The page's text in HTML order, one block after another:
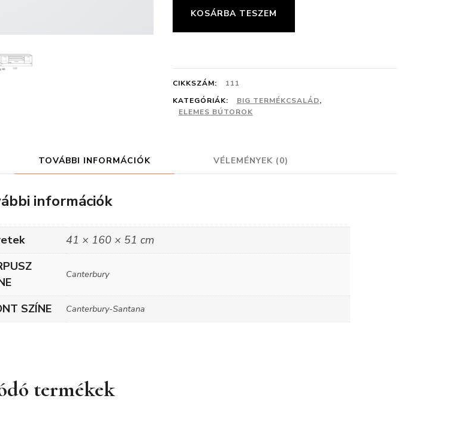
ALSÓ
ELEM
KOSÁRBA TESZEM
CIKKSZÁM:
111
KATEGÓRIÁK:
BIG TERMÉKCSALÁD,
ELEMES BÚTOROK
TOVÁBBI INFORMÁCIÓK VÉLEMÉNYEK (0)
információk
41 × 160 × 51 cm
Canterbury
SZÍNE Canterbury-Santana
termékek